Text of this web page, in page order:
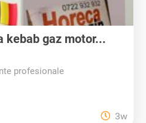
kebab gaz motor...
profesionale
3w